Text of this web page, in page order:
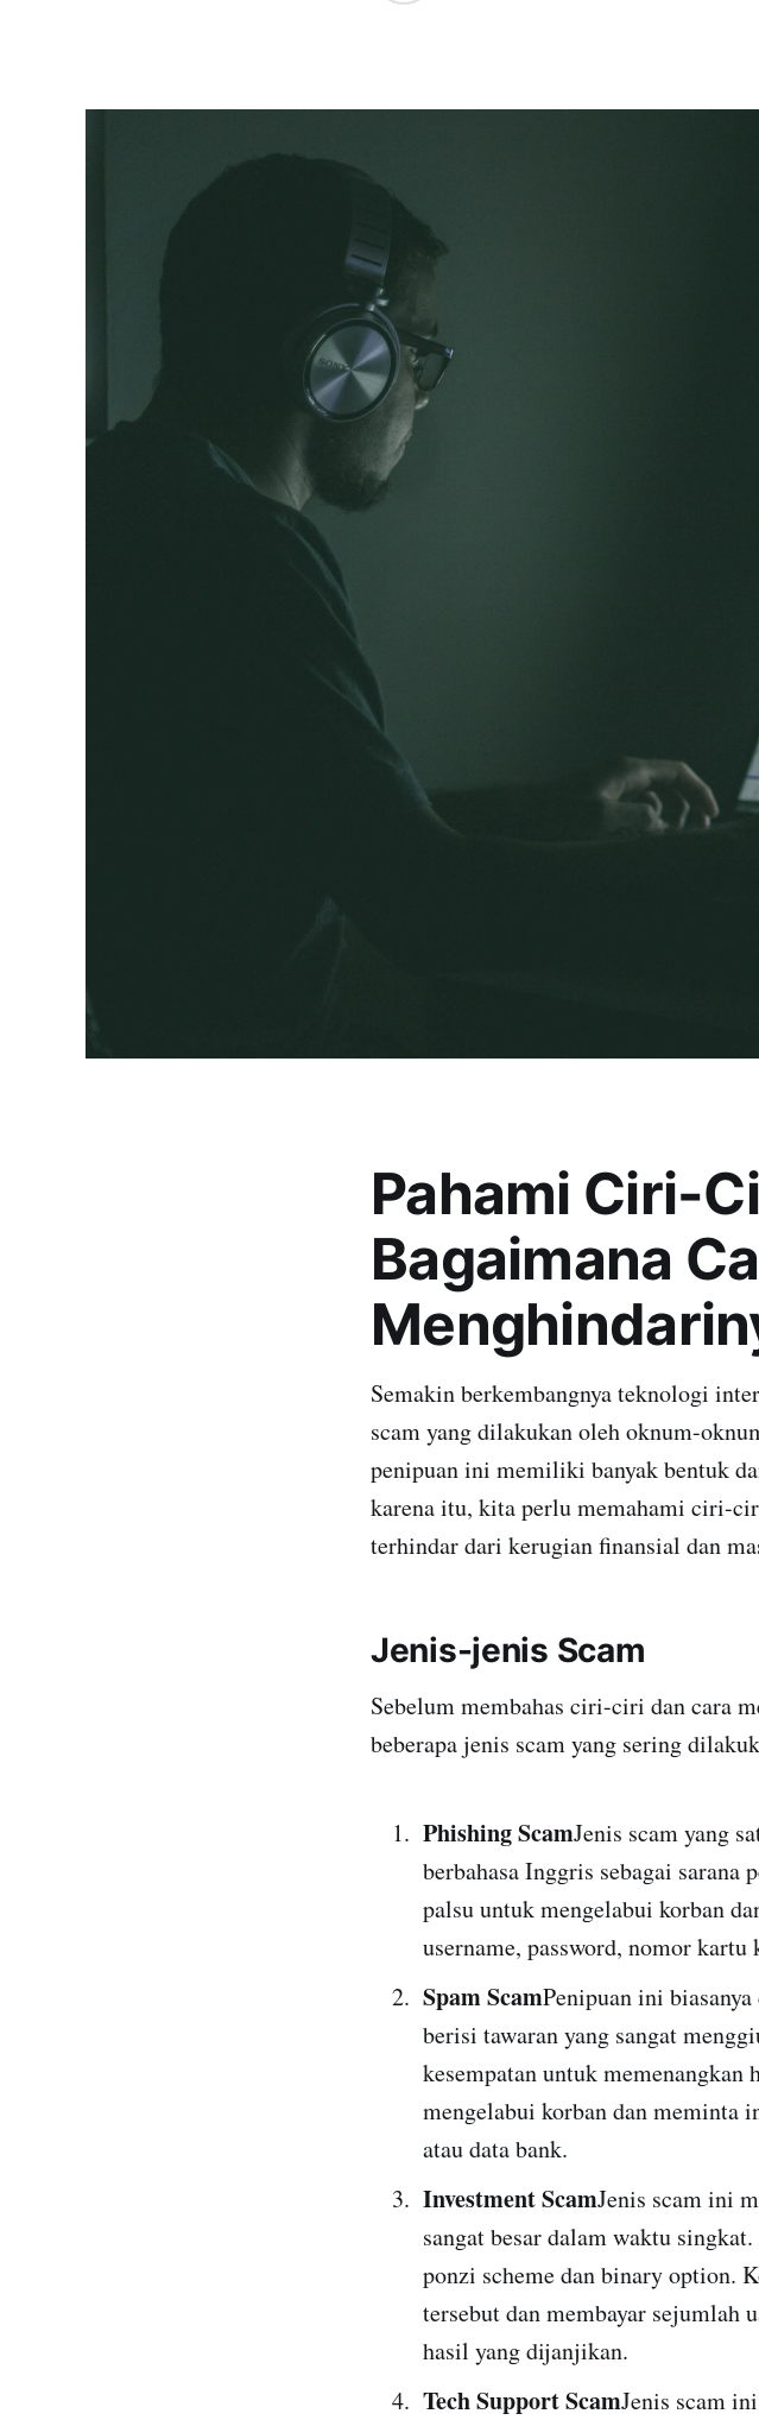
Pahami Ciri-
Bagaimana
Semakin berkembangnya teknologi
scam yang dilakukan oleh oknum-
penipuan ini memiliki banyak bentuk
karena itu, kita perlu memahami ciri-
terhindar dari kerugian finansial dan
Jenis-jenis Scam
Sebelum membahas ciri-ciri dan cara
beberapa jenis scam yang sering
Phishing ScamJenis scam yang
berbahasa Inggris sebagai sarana
palsu untuk mengelabui korban
username, password, nomor kartu
Spam ScamPenipuan ini
berisi tawaran yang sangat
kesempatan untuk memenangkan
mengelabui korban dan meminta
atau data bank.
Investment ScamJenis scam ini
sangat besar dalam waktu
ponzi scheme dan binary option.
tersebut dan membayar sejumlah
hasil yang dijanjikan.
Tech Support ScamJenis scam